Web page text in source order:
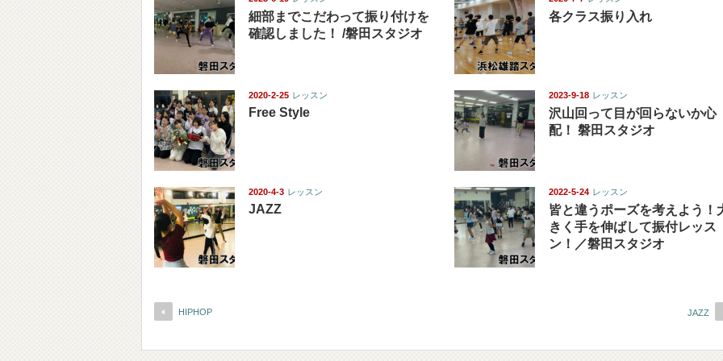
細部までこだわって振り付けを
確認しました！ /磐田スタジオ
各クラス振り入れ
2020-2-25 レッスン
Free Style
2023-9-18 レッスン
沢山回って目が回らないか心
配！ 磐田スタジオ
2020-4-3 レッスン
JAZZ
2022-5-24 レッスン
皆と違うポーズを考えよう！
きく手を伸ばして振付レッス
ン！／磐田スタジオ
HIPHOP JAZZ